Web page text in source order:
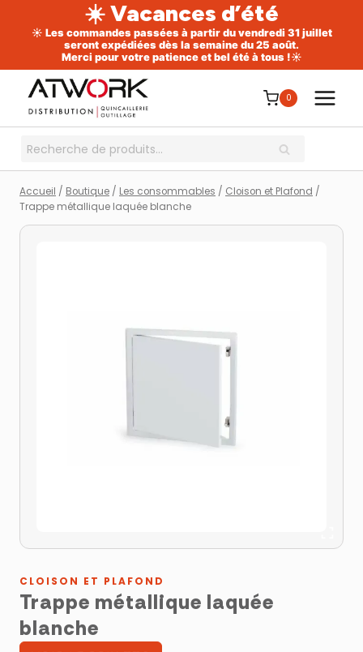
☀️ Vacances d’été
☀️ Les commandes passées à partir du vendredi 31 juillet
seront expédiées dès la semaine du 25 août.
Merci pour votre patience et bel été à tous !☀️
contenu
0
Recherche
RECHERCHE
Accueil / Boutique / Les consommables / Cloison et Plafond /
Trappe métallique laquée blanche
CLOISON ET PLAFOND
Trappe métallique laquée
blanche